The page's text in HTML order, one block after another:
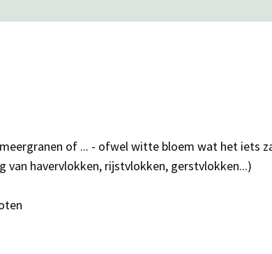
of ... - ofwel witte bloem wat het iets
van havervlokken, rijstvlokken, gerstvlokken...)